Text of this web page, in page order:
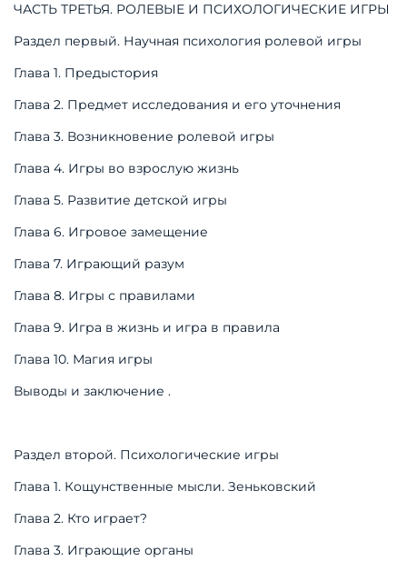
ЧАСТЬ ТРЕТЬЯ. РОЛЕВЫЕ И ПСИХОЛОГИЧЕСКИЕ ИГРЫ
Раздел первый. Научная психология ролевой игры
Глава 1. Предыстория
Глава 2. Предмет исследования и его уточнения
Глава 3. Возникновение ролевой игры
Глава 4. Игры во взрослую жизнь
Глава 5. Развитие детской игры
Глава 6. Игровое замещение
Глава 7. Играющий разум
Глава 8. Игры с правилами
Глава 9. Игра в жизнь и игра в правила
Глава 10. Магия игры
Выводы и заключение .
Раздел второй. Психологические игры
Глава 1. Кощунственные мысли. Зеньковский
Глава 2. Кто играет?
Глава 3. Играющие органы